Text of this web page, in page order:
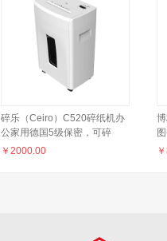
碎乐（Ceiro）C520碎纸机办
公家用德国5级保密，可碎
纸、PVC卡、光盘
￥ 2000.00 ￥